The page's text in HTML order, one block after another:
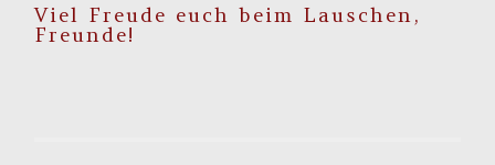
Viel Freude euch beim Lauschen,
Freunde!